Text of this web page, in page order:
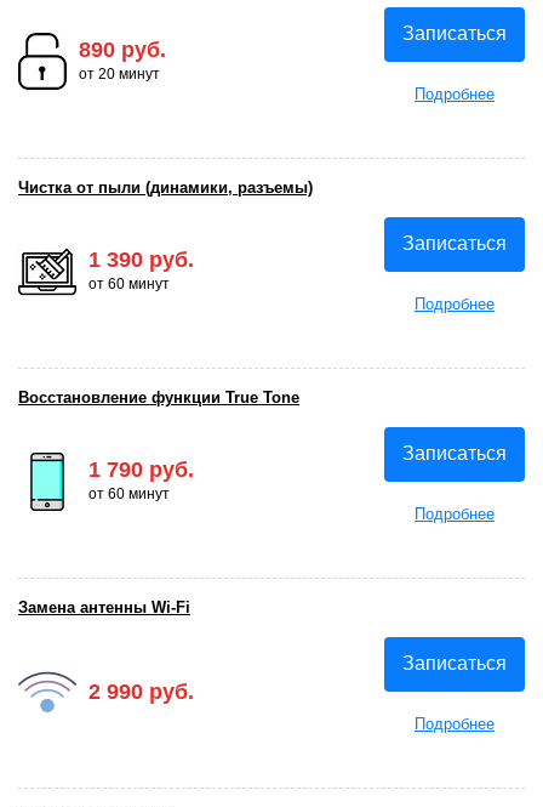
890 руб.
от 20 минут
Записаться
Подробнее
1 390 руб.
от 60 минут
Записаться
Подробнее
Чистка от пыли (динамики, разъемы)
1 790 руб.
от 60 минут
Записаться
Подробнее
Восстановление функции True Tone
2 990 руб.
Записаться
Подробнее
Замена антенны Wi-Fi